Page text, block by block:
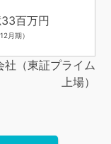
百万円
月期）
社（東証プライム
上場）